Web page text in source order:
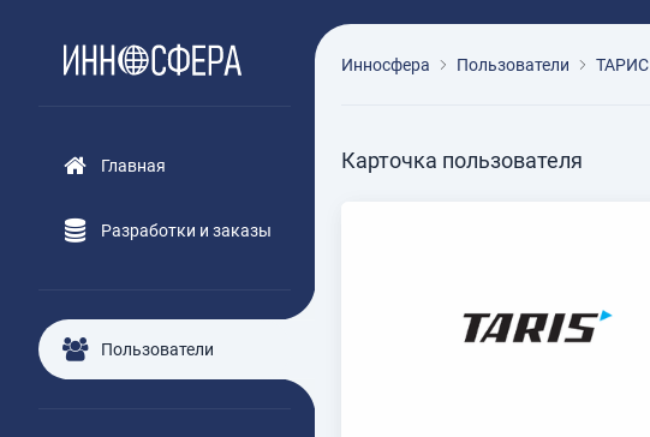
Главная
Разработки и заказы
Пользователи
Инносфера Пользователи ТАРИС
Карточка пользователя